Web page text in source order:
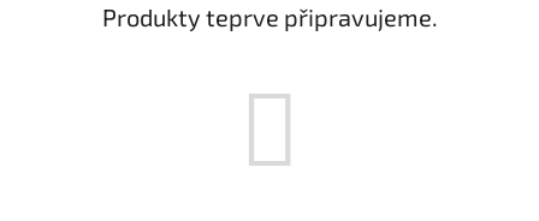
Produkty teprve připravujeme.